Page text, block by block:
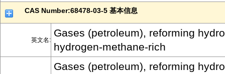
CAS Number:68478-03-5 基本信息
英文名:
Gases (petroleum), reforming
hydrogen-methane-rich
Gases (petroleum), reforming